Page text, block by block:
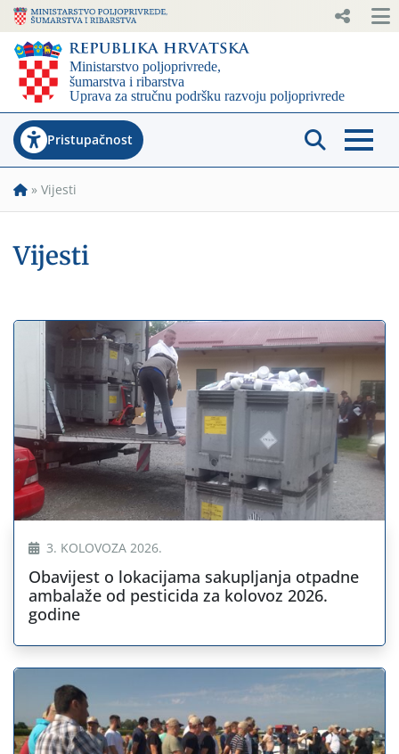
Pristupačnost
» Vijesti
Vijesti
3. KOLOVOZA 2026.
Obavijest o lokacijama sakupljanja otpadne
ambalaže od pesticida za kolovoz 2026.
godine